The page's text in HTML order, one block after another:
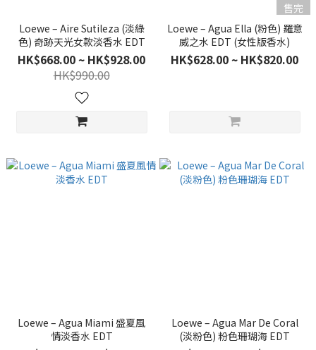
Loewe – Aire Sutileza (淡綠
色) 奇跡天光女款淡香水 EDT
HK$668.00 ~ HK$928.00
HK$990.00
售完
Loewe – Agua Ella (粉色) 羅意
威之水 EDT (女性版香水)
HK$628.00 ~ HK$820.00
Loewe – Agua Miami 盛夏風
情淡香水 EDT
Loewe – Agua Mar De Coral
(淡粉色) 粉色珊瑚海 EDT